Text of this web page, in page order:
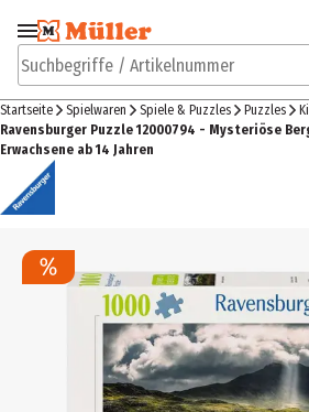
Zur Navigation
springen
Zum
Suchbegriffe / Artikelnummer
Startseite Spielwaren Spiele & Puzzles Puzzles
Ravensburger Puzzle 12000794 - Mysteriöse
Erwachsene ab 14 Jahren